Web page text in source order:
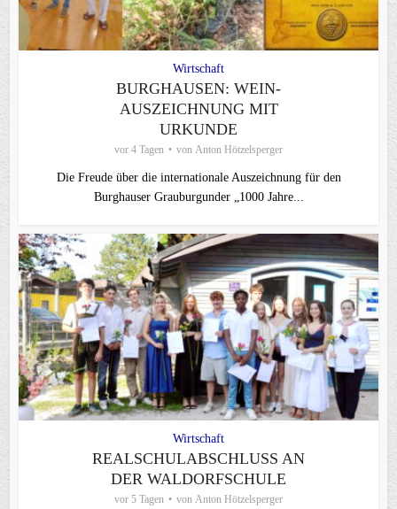
Wirtschaft
BURGHAUSEN: WEIN-
AUSZEICHNUNG MIT
URKUNDE
vor 4 Tagen von Anton Hötzelsperger
Die Freude über die internationale Auszeichnung für den
Burghauser Grauburgunder „1000 Jahre...
Wirtschaft
REALSCHULABSCHLUSS AN
DER WALDORFSCHULE
vor 5 Tagen von Anton Hötzelsperger